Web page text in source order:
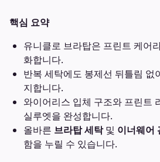
핵심 요약
유니클로 브라탑은 프린트 케어
화합니다.
반복 세탁에도 봉제선 뒤틀림 없
지합니다.
와이어리스 입체 구조와 프린트
실루엣을 완성합니다.
올바른 브라탑 세탁및 이너웨어
함을 누릴 수 있습니다.